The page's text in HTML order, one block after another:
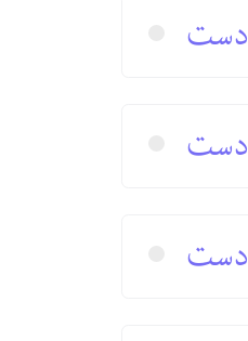
دست
دست
دست